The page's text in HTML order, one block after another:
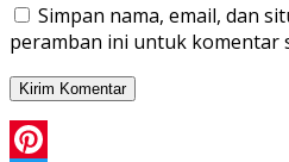
Simpan nama, email, dan
peramban ini untuk komentar